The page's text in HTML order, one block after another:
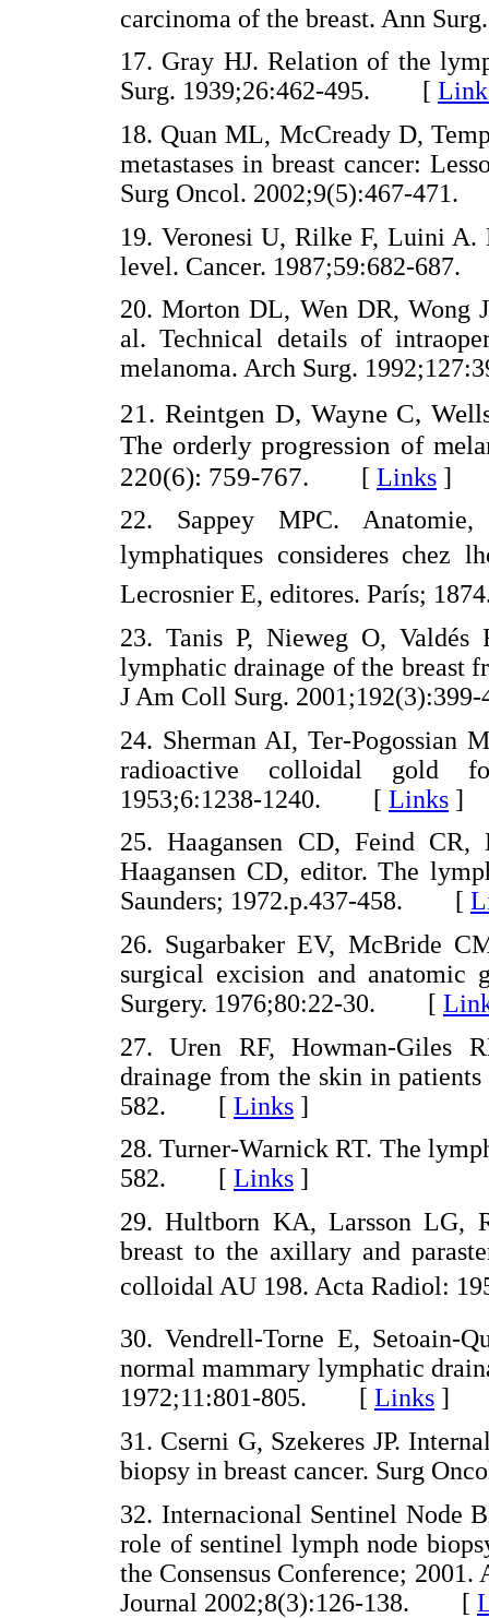
carcinoma of the breast. Ann
17. Gray HJ. Relation of the
Surg. 1939;26:462-495. [
18. Quan ML, McCready D,
metastases in breast cancer:
Surg Oncol. 2002;9(5):467-
19. Veronesi U, Rilke F, Luini
level. Cancer. 1987;59:682-
20. Morton DL, Wen DR, Wong
al. Technical details of
melanoma. Arch Surg.
21. Reintgen D, Wayne C,
The orderly progression of
220(6): 759-767. [ Links ]
22. Sappey MPC. Anatomie,
lymphatiques consideres chez
Lecrosnier E, editores. París;
23. Tanis P, Nieweg O,
lymphatic drainage of the breast
J Am Coll Surg.
24. Sherman AI, Ter-Pogossian
radioactive colloidal gold
1953;6:1238-1240. [ Links ]
25. Haagansen CD, Feind
Haagansen CD, editor. The
Saunders; 1972.p.437-458. [
26. Sugarbaker EV, McBride
surgical excision and anatomic
Surgery. 1976;80:22-30. [
27. Uren RF, Howman-Giles
drainage from the skin in
582. [ Links ]
28. Turner-Warnick RT. The
582. [ Links ]
29. Hultborn KA, Larsson LG,
breast to the axillary and
colloidal AU 198. Acta Radiol:
30. Vendrell-Torne E, Setoain-
normal mammary lymphatic
1972;11:801-805. [ Links ]
31. Cserni G, Szekeres JP.
biopsy in breast cancer. Surg
32. Internacional Sentinel Node
role of sentinel lymph node
the Consensus Conference;
Journal 2002;8(3):126-138. [